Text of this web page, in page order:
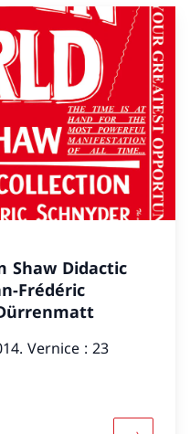
Shaw Didactic
Frédéric
: 23